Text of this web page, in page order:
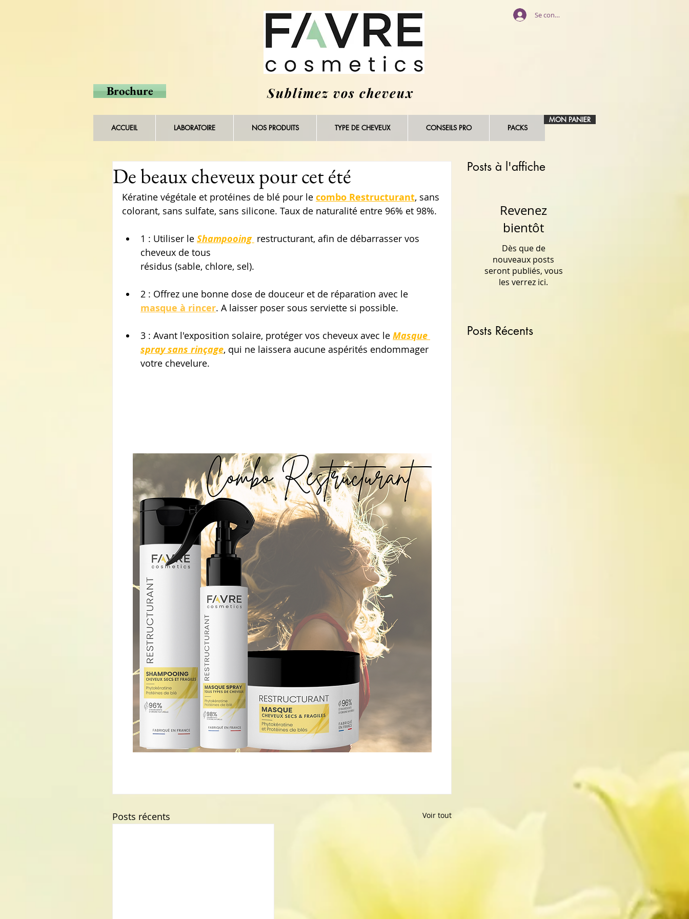
Se connecter
Brochure Sublimez vos cheveux
ACCUEIL LABORATOIRE NOS PRODUITS TYPE DE CHEVEUX CONSEILS PRO PACKS
MON PANIER
De beaux cheveux pour cet été
Kératine végétale et protéines de blé pour le combo Restructurant, sans
colorant, sans sulfate, sans silicone. Taux de naturalité entre 96% et 98%.
1 : Utiliser le Shampooing restructurant, afin de débarrasser vos
cheveux de tous
résidus (sable, chlore, sel).
2 : Offrez une bonne dose de douceur et de réparation avec le
masque à rincer. A laisser poser sous serviette si possible.
3 : Avant l'exposition solaire, protéger vos cheveux avec le Masque
spray sans rinçage, qui ne laissera aucune aspérités endommager
votre chevelure.
Posts récents Voir tout
Posts à l'affiche
Revenez
bientôt
Dès que de
nouveaux posts
seront publiés, vous
les verrez ici.
Posts Récents